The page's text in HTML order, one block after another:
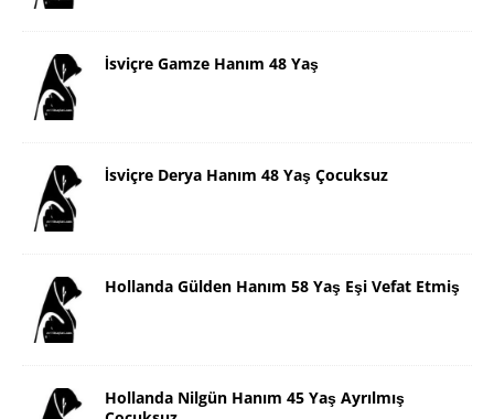
İsviçre Gamze Hanım 48 Yaş
İsviçre Derya Hanım 48 Yaş Çocuksuz
Hollanda Gülden Hanım 58 Yaş Eşi Vefat Etmiş
Hollanda Nilgün Hanım 45 Yaş Ayrılmış